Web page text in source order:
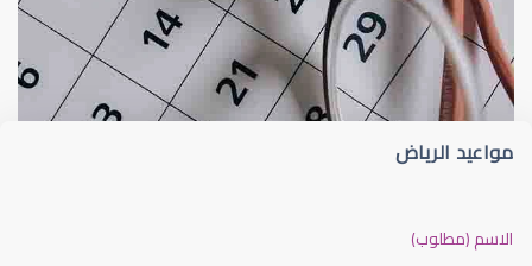
قلوبال لرعاية العين ضعف نظر
مواعيد الرياض
الاسم (مطلوب)